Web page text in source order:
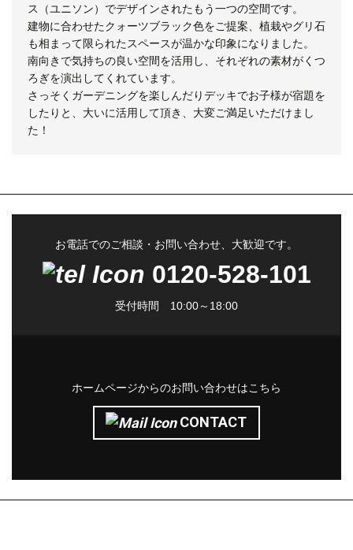
ス（ユニソン）でデザインされたもう一つの空間です。
建物に合わせたクォーツブラック色をご提案、植栽やグリ石
も相まって限られたスペースが温かな印象になりました。
南向きで気持ちの良い空間を活用し、それぞれの素材がくつ
ろぎを演出してくれています。
さっそくガーデニングを楽しんだりデッキでお子様が宿題を
したりと、大いに活用して頂き、大変ご満足いただけまし
た！
お電話でのご相談・お問い合わせ、大歓迎です。
0120-528-101
受付時間 10:00～18:00
ホームページからのお問い合わせはこちら
CONTACT